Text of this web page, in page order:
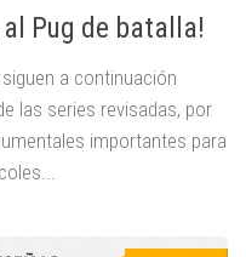
al Pug de batalla!
a continuación
las series revisadas, por
importantes para